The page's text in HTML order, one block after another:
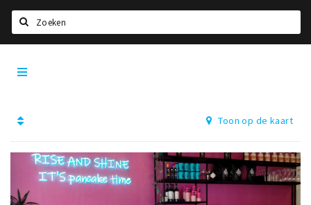
Home
Bioscoopagenda
Nieuws
Leuke tips & trends
Toon op de kaart